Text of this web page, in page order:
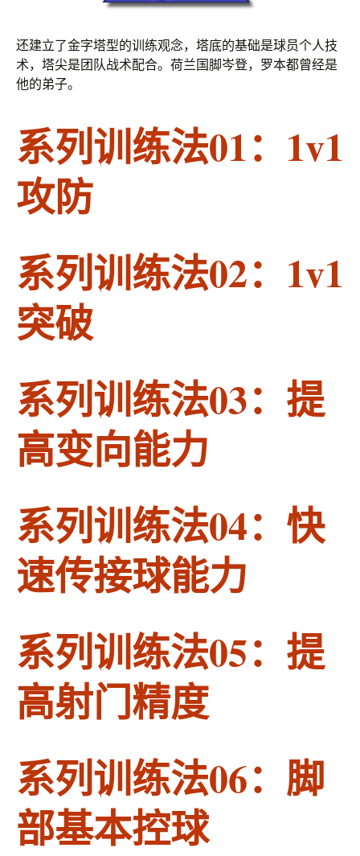
还建立了金字塔型的训练观念，塔底的基础是球员个人技
术，塔尖是团队战术配合。荷兰国脚岑登，罗本都曾经是
他的弟子。
系列训练法01：1v1
攻防
系列训练法02：1v1
突破
系列训练法03：提
高变向能力
系列训练法04：快
速传接球能力
系列训练法05：提
高射门精度
系列训练法06：脚
部基本控球